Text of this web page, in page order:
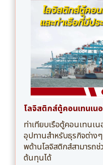
โลจิสติกส์ตู้คอนเทนเน
ท่าเทียบเรือตู้คอนเทนเ
อุปทานสำหรับธุรกิจต่าง
พด้านโลจิสติกส์สามารถ
ต้นทุนได้